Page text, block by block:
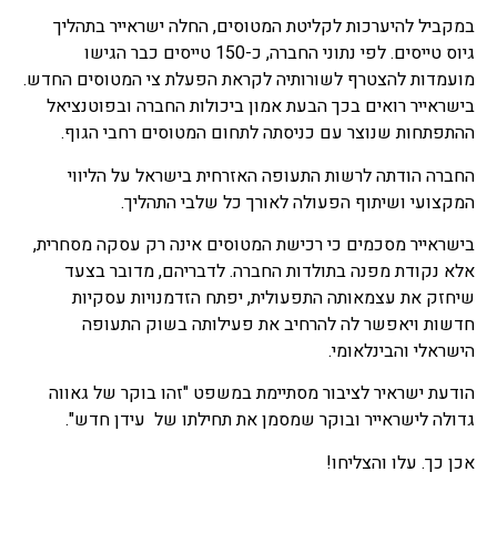
במקביל להיערכות לקליטת המטוסים, החלה ישראייר בתהליך
גיוס טייסים. לפי נתוני החברה, כ-150 טייסים כבר הגישו
מועמדות להצטרף לשורותיה לקראת הפעלת צי המטוסים החדש.
בישראייר רואים בכך הבעת אמון ביכולות החברה ובפוטנציאל
ההתפתחות שנוצר עם כניסתה לתחום המטוסים רחבי הגוף.
החברה הודתה לרשות התעופה האזרחית בישראל על הליווי
המקצועי ושיתוף הפעולה לאורך כל שלבי התהליך.
בישראייר מסכמים כי רכישת המטוסים אינה רק עסקה מסחרית,
אלא נקודת מפנה בתולדות החברה. לדבריהם, מדובר בצעד
שיחזק את עצמאותה התפעולית, יפתח הזדמנויות עסקיות
חדשות ויאפשר לה להרחיב את פעילותה בשוק התעופה
הישראלי והבינלאומי.
הודעת ישראיר לציבור מסתיימת במשפט "זהו בוקר של גאווה
גדולה לישראייר ובוקר שמסמן את תחילתו של עידן חדש".
אכן כך. עלו והצליחו!